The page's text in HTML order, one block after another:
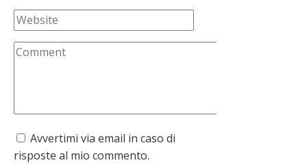
Avvertimi via email in caso di
risposte al mio commento.